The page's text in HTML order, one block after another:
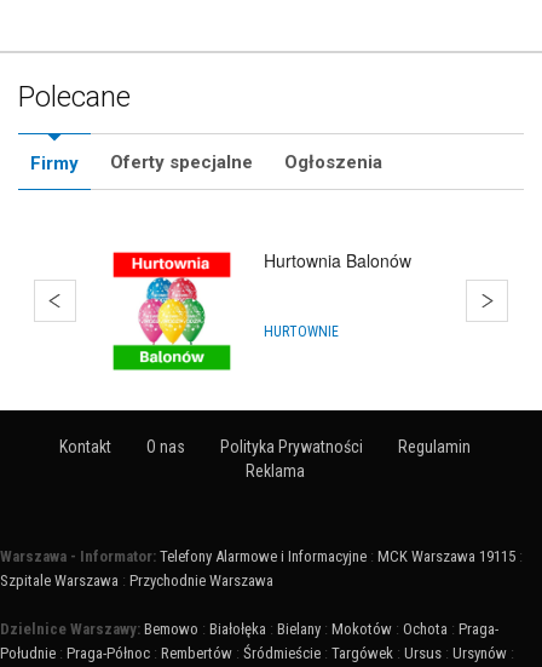
Polecane
Firmy Oferty specjalne Ogłoszenia
Hurtownia Balonów
HURTOWNIE
Kontakt O nas Polityka Prywatności
Regulamin
Reklama
Warszawa - Informator: Telefony Alarmowe i Informacyjne : MCK Warszawa 19115 :
Szpitale Warszawa : Przychodnie Warszawa
Dzielnice Warszawy: Bemowo : Białołęka : Bielany : Mokotów : Ochota : Praga-
Południe : Praga-Północ : Rembertów : Śródmieście : Targówek : Ursus : Ursynów :